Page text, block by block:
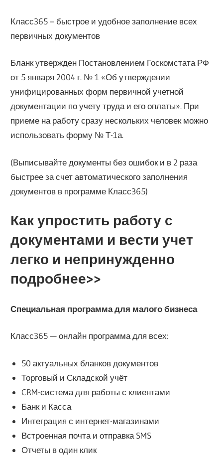
Класс365 – быстрое и удобное заполнение всех
первичных документов
Бланк утвержден Постановлением Госкомстата РФ
от 5 января 2004 г. № 1 «Об утверждении
унифицированных форм первичной учетной
документации по учету труда и его оплаты». При
приеме на работу сразу нескольких человек можно
использовать форму № Т-1а.
(Выписывайте документы без ошибок и в 2 раза
быстрее за счет автоматического заполнения
документов в программе Класс365)
Как упростить работу с
документами и вести учет
легко и непринужденно
подробнее>>
Специальная программа для малого бизнеса
Класс365 — онлайн программа для всех:
50 актуальных бланков документов
Торговый и Складской учёт
CRM-система для работы с клиентами
Банк и Касса
Интеграция с интернет-магазинами
Встроенная почта и отправка SMS
Отчеты в один клик